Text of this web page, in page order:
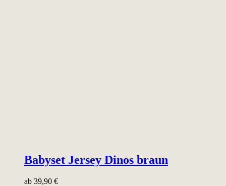
Babyset Jersey Dinos braun
ab 39,90 €